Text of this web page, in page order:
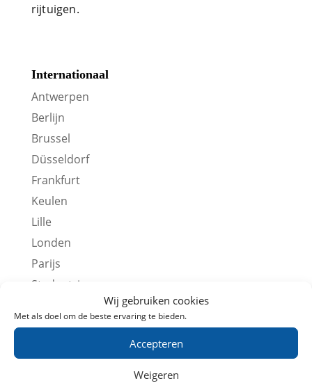
Wij gebruiken cookies
Met als doel om de beste ervaring te bieden.
Accepteren
Weigeren
rijtuigen.
Internationaal
Antwerpen
Berlijn
Brussel
Düsseldorf
Frankfurt
Keulen
Lille
Londen
Parijs
Stedentrips
Overige Treintickets
Ontvang aanbiedingen